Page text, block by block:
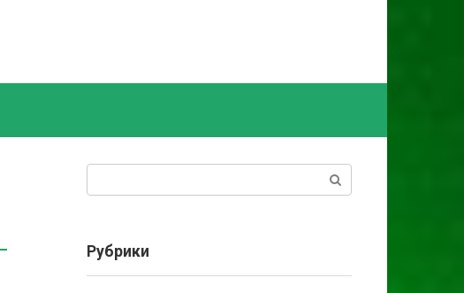
Рубрики